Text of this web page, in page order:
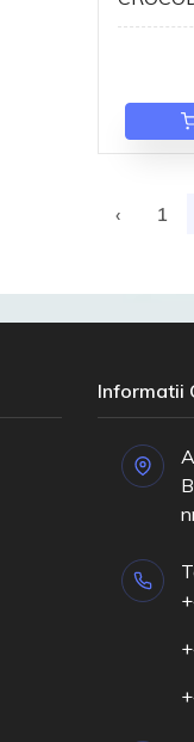
‹ 1
Informatii